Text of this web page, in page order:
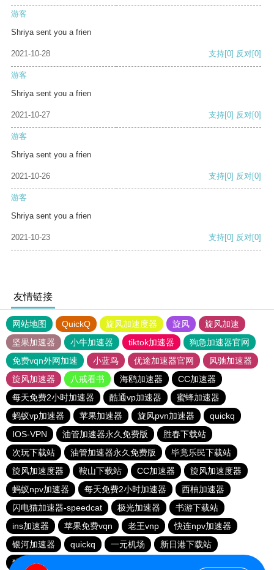
游客
Shriya sent you a frien
2021-10-28 支持[0] 反对[0]
游客
Shriya sent you a frien
2021-10-27 支持[0] 反对[0]
游客
Shriya sent you a frien
2021-10-26 支持[0] 反对[0]
游客
Shriya sent you a frien
2021-10-23 支持[0] 反对[0]
友情链接
网站地图 QuickQ 旋风加速度器 旋风
旋风加速
坚果加速器
小牛加速器 tiktok加速器
狗急加速器官网
免费vqn外网加速
小蓝鸟 优途加速器官网
风驰加速器
旋风加速器
八戒看书 海鸥加速器
CC加速器
每天免费2小时加速器
酷通vp加速器
蜜蜂加速器
蚂蚁vp加速器
苹果加速器 旋风pvn加速器
quickq
IOS-VPN
油管加速器永久免费版
胜春下载站
次玩下载站
油管加速器永久免费版
毕竟乐民下载站
旋风加速度器
鞍山下载站 CC加速器
旋风加速度器
蚂蚁npv加速器
每天免费2小时加速器
西柚加速器
闪电猫加速器-speedcat
极光加速器
书游下载站
ins加速器
苹果免费vqn 老王vnp
快连npv加速器
银河加速器
quickq 一元机场
新日港下载站
猎豹加速器